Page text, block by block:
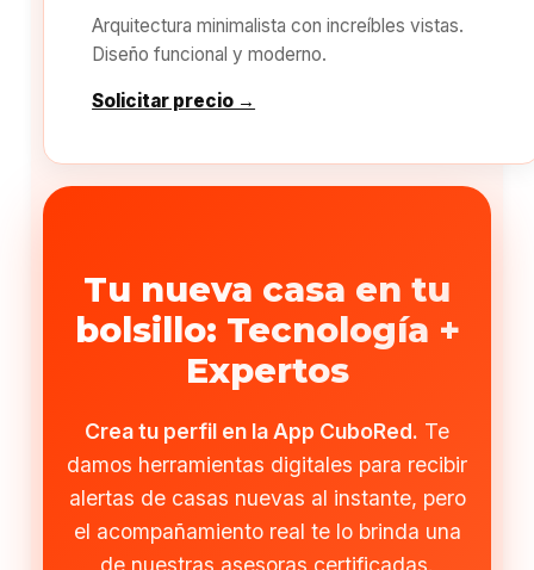
Arquitectura minimalista con increíbles vistas.
Diseño funcional y moderno.
Solicitar precio →
Tu nueva casa en tu
bolsillo: Tecnología +
Expertos
Crea tu perfil en la App CuboRed. Te
damos herramientas digitales para recibir
alertas de casas nuevas al instante, pero
el acompañamiento real te lo brinda una
de nuestras asesoras certificadas.